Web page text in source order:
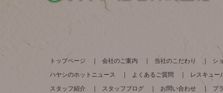
トップページ 会社のご案内 当社のこだわり
シ
ハヤシのホットニュース
よくあるご質問
レスキュー
スタッフ紹介
スタッフブログ お問い合わせ プ